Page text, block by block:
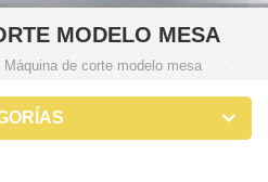
MODELO MESA
Máquina de corte modelo mesa